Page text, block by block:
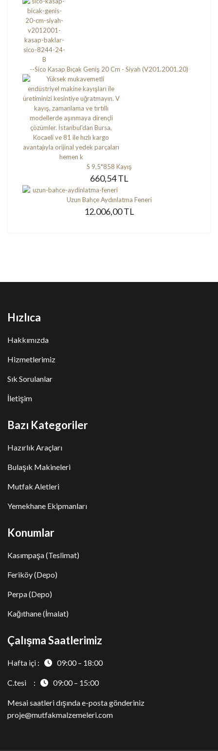
--Sico Kasap Bıçak Geniş 20 Cm - Siyah (V201.2001.20)
S 9,5*858 Kayış
660,54 TL
Uzun Bahçe Aydınlatma Feneri
12.006,00 TL
Hızlıca
Hakkımızda
Hizmetlerimiz
Sık Sorulanlar
İletişim
Bazı Kategoriler
Hazırlık Araçları
Bulaşık Makineleri
Mutfak Aletleri
Yemekhane Ekipmanları
Konumlar
Kasımpaşa (Teslimat)
Feriköy (Depo)
Perpa (Depo)
Kağıthane (İmalat)
Çalışma Saatlerimiz
Hafta içi : 09:00 – 18:00
C.tesi : 09:00 – 15:00
Mesai saatleri dışında e-posta gönderiniz
proje@mutfakmalzemeleri.com